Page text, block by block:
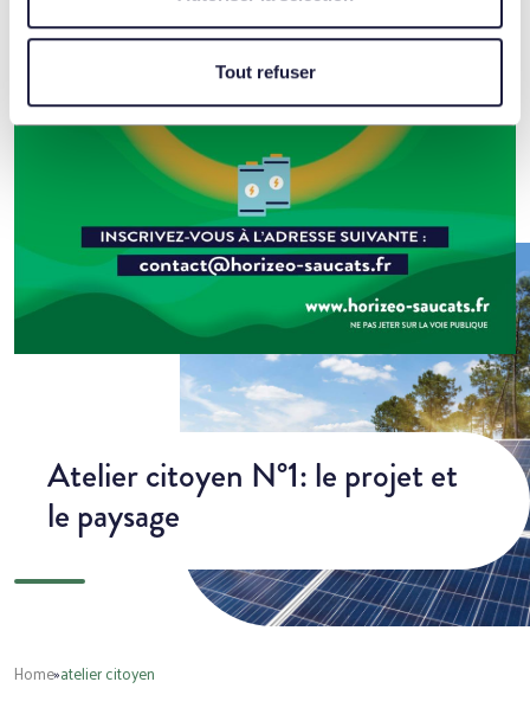
Tout refuser
Atelier citoyen N°1: le projet et
le paysage
Home»atelier citoyen